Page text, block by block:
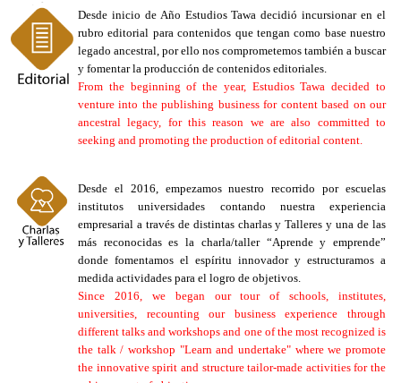
Desde inicio de Año Estudios Tawa decidió incursionar en el
rubro editorial para contenidos que tengan como base nuestro
legado ancestral, por ello nos comprometemos también a buscar
y fomentar la producción de contenidos editoriales.
From the beginning of the year, Estudios Tawa decided to
venture into the publishing business for content based on our
ancestral legacy, for this reason we are also committed to
seeking and promoting the production of editorial content.
Desde el 2016, empezamos nuestro recorrido por escuelas
institutos universidades contando nuestra experiencia
empresarial a través de distintas charlas y Talleres y una de las
más reconocidas es la charla/taller “Aprende y emprende”
donde fomentamos el espíritu innovador y estructuramos a
medida actividades para el logro de objetivos.
Since 2016, we began our tour of schools, institutes,
universities, recounting our business experience through
different talks and workshops and one of the most recognized is
the talk / workshop "Learn and undertake" where we promote
the innovative spirit and structure tailor-made activities for the